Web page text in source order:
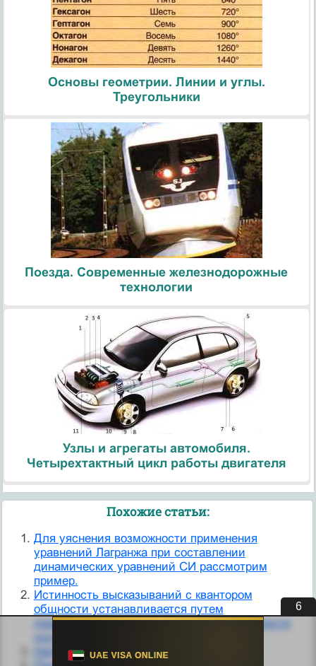
Основы геометрии. Линии и углы.
Треугольники
Поезда. Современные железнодорожные
технологии
Узлы и агрегаты автомобиля.
Четырехтактный цикл работы двигателя
Похожие статьи:
Для уяснения возможности применения
уравнений Лагранжа при составлении
динамических уравнений СИ рассмотрим
пример.
Истинность высказываний с квантором
общности устанавливается путем
доказательства. Чтобы убедиться в ложности
достаточно привести контрпример.
Например.
6